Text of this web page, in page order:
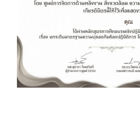
คุณ